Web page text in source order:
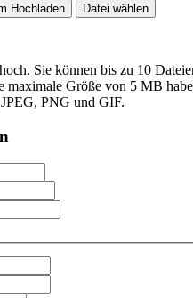
Hochladen Datei wählen
Sie können bis zu 10
maximale Größe von 5 MB
PNG und GIF.